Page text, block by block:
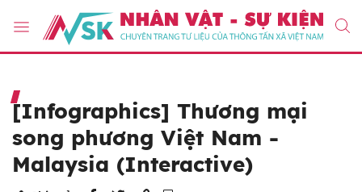
[Infographics] Thương mại
song phương Việt Nam -
Malaysia (Interactive)